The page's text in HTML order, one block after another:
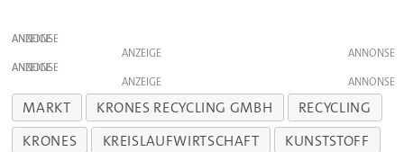
ANZEIGE
ANZEIGE
ANZEIGE
ANZEIGE
MARKT KRONES RECYCLING GMBH
RECYCLING
KRONES
KREISLAUFWIRTSCHAFT KUNSTSTOFF